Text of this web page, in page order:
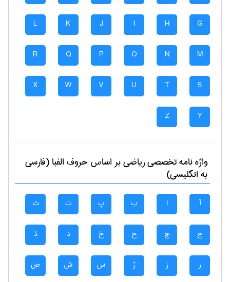
G
H
I
J
K
L
M
N
O
P
Q
R
S
T
U
V
W
X
Y
Z
واژه نامه تخصصیرياضیبر اساس حروف الفبا (فارسی
به انگلیسی)
آ ا ب پ ت ث
ج چ ح خ د ذ
ر ز ژ س ش ص